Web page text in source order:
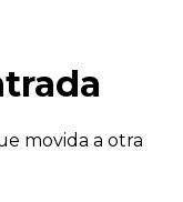
movida a otra